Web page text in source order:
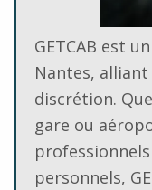
GETCAB est
Nantes,
discrétion.
gare ou
personnels,